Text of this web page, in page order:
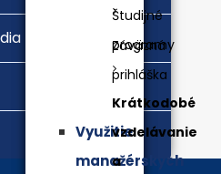
Študijné
programy
Krátkodobé
vzdelávanie
a
Záväzná
prihláška
Využitie
manažérskych